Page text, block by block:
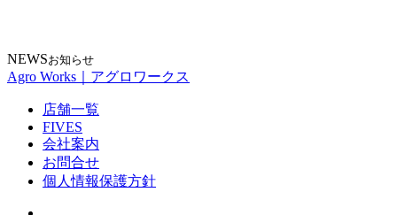
NEWSお知らせ
Agro Works｜アグロワークス
店舗一覧
FIVES
会社案内
お問合せ
個人情報保護方針